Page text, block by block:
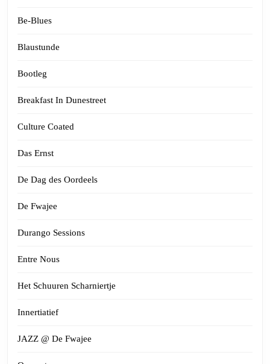
Be-Blues
Blaustunde
Bootleg
Breakfast In Dunestreet
Culture Coated
Das Ernst
De Dag des Oordeels
De Fwajee
Durango Sessions
Entre Nous
Het Schuuren Scharniertje
Innertiatief
JAZZ @ De Fwajee